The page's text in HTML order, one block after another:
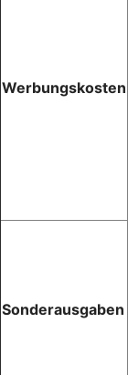
Werbungskosten
Sonderausgaben